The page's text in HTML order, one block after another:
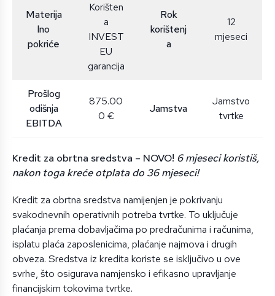
Materija
lno
pokriće
Korišten
a
INVEST
EU
garancija
Rok
korištenj
a
12
mjeseci
Prošlog
odišnja
EBITDA
875.00
0 €
Jamstva
Jamstvo
tvrtke
Kredit za obrtna sredstva – NOVO! 6 mjeseci koristiš,
nakon toga kreće otplata do 36 mjeseci!
Kredit za obrtna sredstva namijenjen je pokrivanju
svakodnevnih operativnih potreba tvrtke. To uključuje
plaćanja prema dobavljačima po predračunima i računima,
isplatu plaća zaposlenicima, plaćanje najmova i drugih
obveza. Sredstva iz kredita koriste se isključivo u ove
svrhe, što osigurava namjensko i efikasno upravljanje
financijskim tokovima tvrtke.